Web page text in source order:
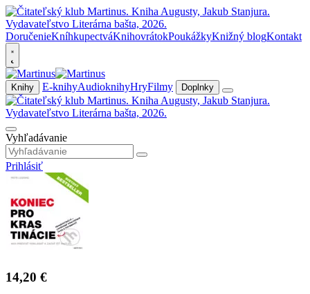
DoručenieKníhkupectváKnihovrátokPoukážkyKnižný blogKontakt
Knihy E-knihyAudioknihyHryFilmy Doplnky
Vyhľadávanie
Prihlásiť
14,20 €